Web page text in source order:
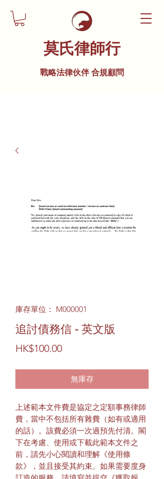
莫氏律師行
戰略法律伙伴 合規顧問
庫存單位： M000001
追討債務信 - 英文版
HK$100.00價
無庫存
上述範本文件費是協定之定額事務律師
費，當中不包括所有雜費（如有或適用
的話）。該費必須一次過預先付清。閣
下在考慮、使用或下載此範本文件之
前，請先小心閱讀和理解《使用條
款》，並且接受其約束。如果需要度身